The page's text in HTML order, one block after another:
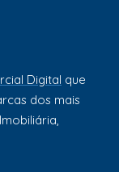
Digital que
dos mais